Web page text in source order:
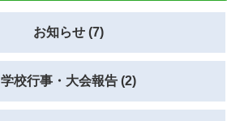
お知らせ (7)
学校行事・大会報告 (2)